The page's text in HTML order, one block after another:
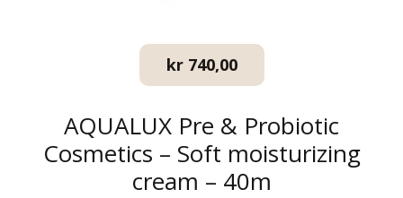
kr740,00
AQUALUX Pre & Probiotic
Cosmetics – Soft moisturizing
cream – 40m